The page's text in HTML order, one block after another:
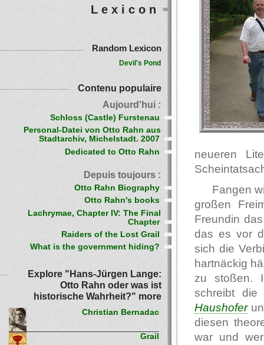
neueren
Fangen
großen
Freundin
das es vor
sich die
hartnäckig
zu stoßen.
schreibt die
Haushofer
diesen
war und
Lexicon
Random Lexicon
Devil's Pond
Contenu populaire
Aujourd'hui :
Schloss (Castle) Furstenau
Personal-Datei von Otto Rahn aus
Stadtarchiv, Michelstadt. 2007
Dedicated to Otto Rahn
Depuis toujours :
Otto Rahn Biography
Otto Rahn's books
Lachrymae, Chapter IV: The Final
Chapter
Raiders of the Lost Grail
What is the government hiding?
Explore "Hans-Jürgen Lange:
Otto Rahn oder was ist
historische Wahrheit?" more
Christian Bernadac
Grail